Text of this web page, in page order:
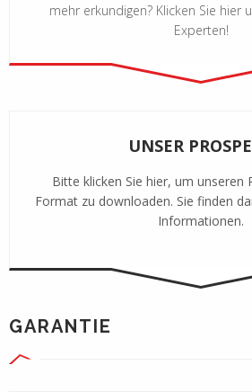
mehr erkundigen? Klicken Sie hier
Experten!
UNSER
Bitte klicken Sie hier, um unseren
Format zu downloaden. Sie finden
Informationen.
GARANTIE